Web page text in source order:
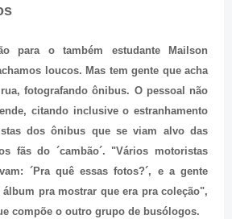
para o também estudante Mailson
loucos. Mas tem gente que acha
fotografando ônibus. O pessoal não
citando inclusive o estranhamento
dos ônibus que se viam alvo das
fãs do ´cambão´. "Vários motoristas
´Pra quê essas fotos?´, e a gente
pra mostrar que era pra coleção",
compõe o outro grupo de busólogos.